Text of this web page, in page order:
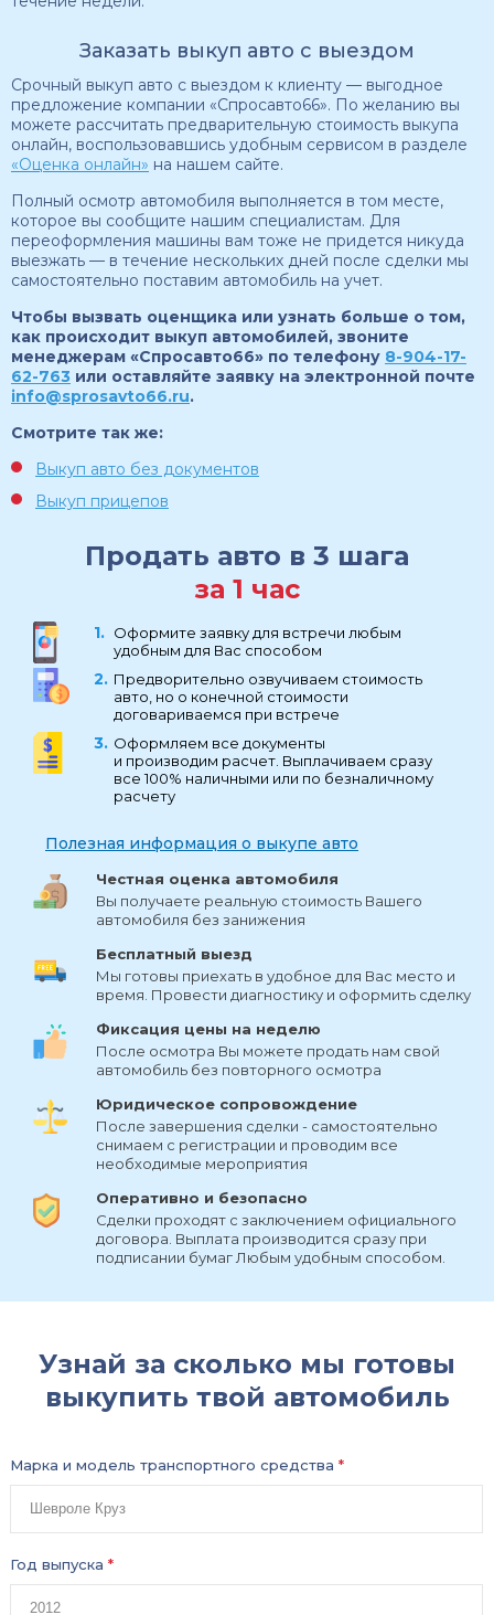
Заказать выкуп авто с выездом
Срочный выкуп авто с выездом к клиенту — выгодное
предложение компании «Спросавто66». По желанию вы
можете рассчитать предварительную стоимость выкупа
онлайн, воспользовавшись удобным сервисом в разделе
«Оценка онлайн» на нашем сайте.
Полный осмотр автомобиля выполняется в том месте,
которое вы сообщите нашим специалистам. Для
переоформления машины вам тоже не придется никуда
выезжать — в течение нескольких дней после сделки мы
самостоятельно поставим автомобиль на учет.
Чтобы вызвать оценщика или узнать больше о том,
как происходит выкуп автомобилей, звоните
менеджерам «Спросавто66» по телефону 8-904-17-
62-763 или оставляйте заявку на электронной почте
info@sprosavto66.ru.
Смотрите так же:
Выкуп авто без документов
Выкуп прицепов
Продать авто в 3 шага
за 1 час
Оформите заявку для встречи любым
удобным для Вас способом
Предворительно озвучиваем стоимость
авто, но о конечной стоимости
договариваемся при встрече
Оформляем все документы
и производим расчет. Выплачиваем сразу
все 100% наличными или по безналичному
расчету
Полезная информация о выкупе авто
Честная оценка автомобиля
Вы получаете реальную стоимость Вашего
автомобиля без занижения
Бесплатный выезд
Мы готовы приехать в удобное для Вас место и
время. Провести диагностику и оформить сделку
Фиксация цены на неделю
После осмотра Вы можете продать нам свой
автомобиль без повторного осмотра
Юридическое сопровождение
После завершения сделки - самостоятельно
снимаем с регистрации и проводим все
необходимые мероприятия
Оперативно и безопасно
Сделки проходят с заключением официального
договора. Выплата производится сразу при
подписании бумаг Любым удобным способом.
Узнай за сколько мы готовы
выкупить твой автомобиль
Марка и модель транспортного средства *
Год выпуска *